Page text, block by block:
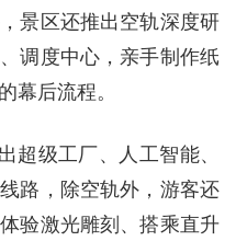
景区还推出空轨深度研
调度中心，亲手制作纸
幕后流程。
超级工厂、人工智能、
路，除空轨外，游客还
验激光雕刻、搭乘直升